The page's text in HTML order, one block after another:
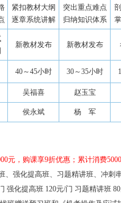
紧扣教材大纲
逐章系统讲解
突出重点难点
归纳知识体系
新教材发布 新教材发布
40～45小时 30～35小时
吴福喜 赵玉宝
侯永斌 杨 军
元，购课享9折优惠；累计消费
、强化提高班、习题精讲班、冲
班 120元/门 习题精讲班 80元/